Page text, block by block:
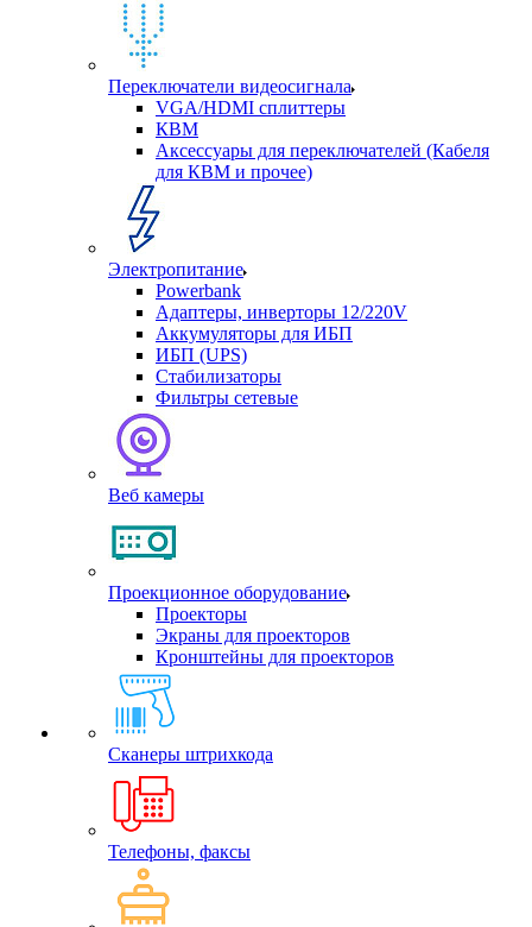
Переключатели видеосигнала
VGA/HDMI сплиттеры
КВМ
Аксессуары для переключателей (Кабеля
для КВМ и прочее)
Электропитание
Powerbank
Адаптеры, инверторы 12/220V
Аккумуляторы для ИБП
ИБП (UPS)
Стабилизаторы
Фильтры сетевые
Веб камеры
Проекционное оборудование
Проекторы
Экраны для проекторов
Кронштейны для проекторов
Сканеры штрихкода
Телефоны, факсы